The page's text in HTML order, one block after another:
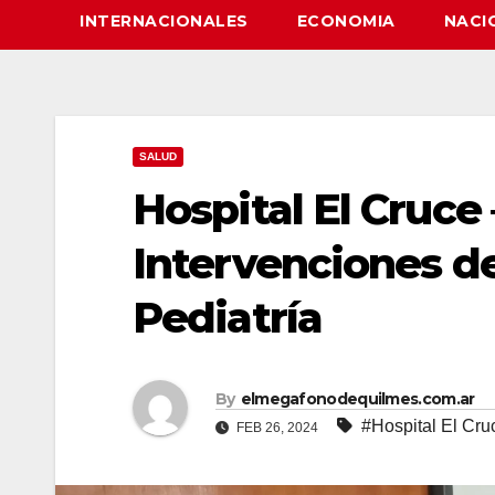
INTERNACIONALES ECONOMIA
SALUD
Hospital El
Intervenciones
Pediatría
By elmegafonodequilmes.com.ar
FEB 26, 2024 #Hospital El